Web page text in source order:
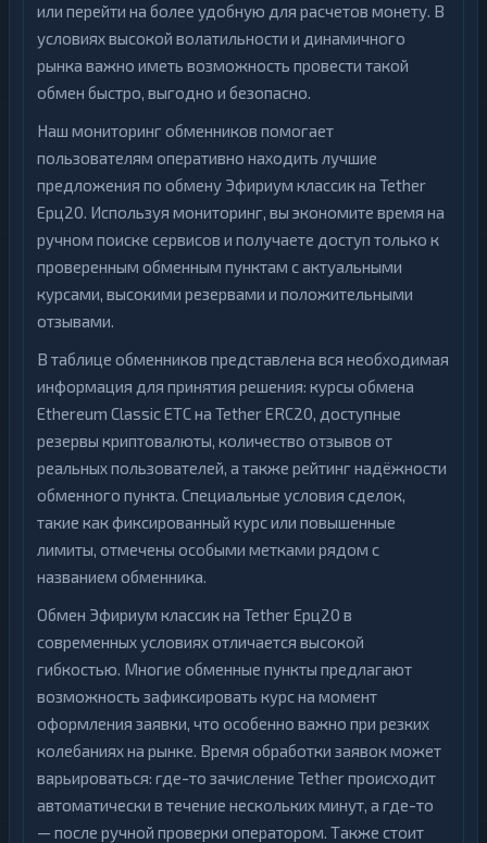
или перейти на более удобную для расчетов монету. В
условиях высокой волатильности и динамичного
рынка важно иметь возможность провести такой
обмен быстро, выгодно и безопасно.
Наш мониторинг обменников помогает
пользователям оперативно находить лучшие
предложения по обмену Эфириум классик на Tether
Ерц20. Используя мониторинг, вы экономите время на
ручном поиске сервисов и получаете доступ только к
проверенным обменным пунктам с актуальными
курсами, высокими резервами и положительными
отзывами.
В таблице обменников представлена вся необходимая
информация для принятия решения: курсы обмена
Ethereum Classic ETC на Tether ERC20, доступные
резервы криптовалюты, количество отзывов от
реальных пользователей, а также рейтинг надёжности
обменного пункта. Специальные условия сделок,
такие как фиксированный курс или повышенные
лимиты, отмечены особыми метками рядом с
названием обменника.
Обмен Эфириум классик на Tether Ерц20 в
современных условиях отличается высокой
гибкостью. Многие обменные пункты предлагают
возможность зафиксировать курс на момент
оформления заявки, что особенно важно при резких
колебаниях на рынке. Время обработки заявок может
варьироваться: где-то зачисление Tether происходит
автоматически в течение нескольких минут, а где-то
— после ручной проверки оператором. Также стоит